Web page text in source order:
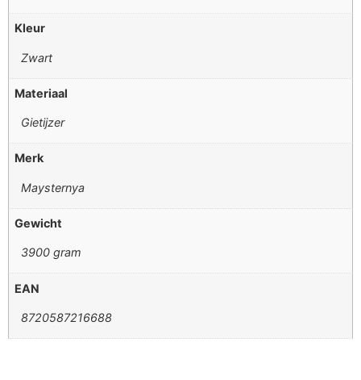
Kleur
Zwart
Materiaal
Gietijzer
Merk
Maysternya
Gewicht
3900 gram
EAN
8720587216688